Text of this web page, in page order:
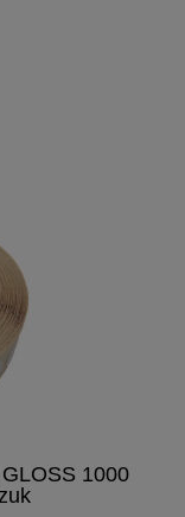
1000